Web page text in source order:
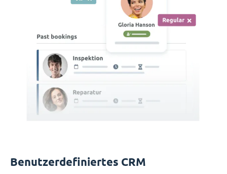
Benutzerdefiniertes CRM